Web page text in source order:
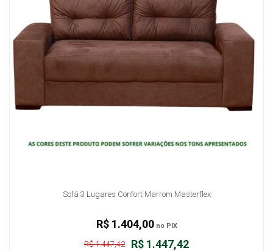
Sofá 3 Lugares Confort Marrom Masterflex
R$ 1.447,42
R$ 1.447,42
R$ 1.404,00no PIX